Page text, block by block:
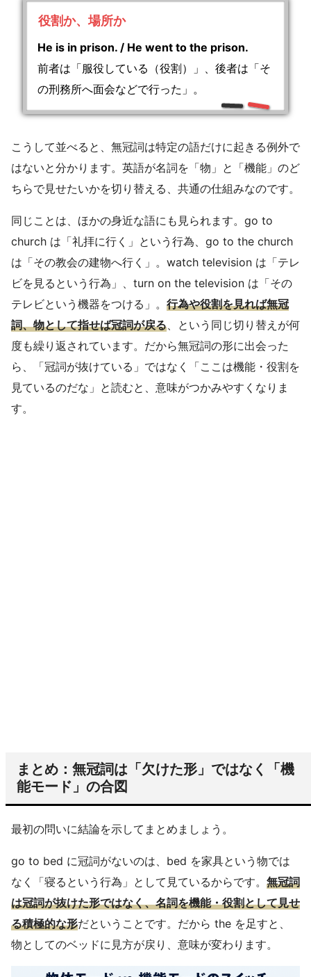
役割か、場所か
He is in prison. / He went to the prison.
前者は「服役している（役割）」、後者は「そ
の刑務所へ面会などで行った」。
こうして並べると、無冠詞は特定の語だけに起きる例外で
はないと分かります。英語が名詞を「物」と「機能」のど
ちらで見せたいかを切り替える、共通の仕組みなのです。
同じことは、ほかの身近な語にも見られます。go to
church は「礼拝に行く」という行為、go to the church
は「その教会の建物へ行く」。watch television は「テレ
ビを見るという行為」、turn on the television は「その
テレビという機器をつける」。 行為や役割を見れば無冠
詞、物として指せば冠詞が戻る、という同じ切り替えが何
度も繰り返されています。だから無冠詞の形に出会った
ら、「冠詞が抜けている」ではなく「ここは機能・役割を
見ているのだな」と読むと、意味がつかみやすくなりま
す。
まとめ：無冠詞は「欠けた形」ではなく「機
能モード」の合図
最初の問いに結論を示してまとめましょう。
go to bed に冠詞がないのは、bed を家具という物では
なく「寝るという行為」として見ているからです。 無冠詞
は冠詞が抜けた形ではなく、名詞を機能・役割として見せ
る積極的な形だということです。だから the を足すと、
物としてのベッドに見方が戻り、意味が変わります。